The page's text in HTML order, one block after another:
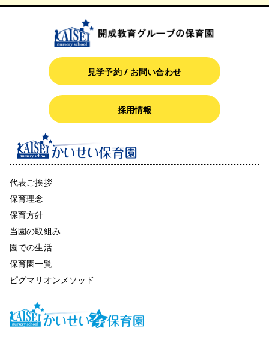
見学予約 / お問い合わせ
採用情報
代表ご挨拶
保育理念
保育方針
当園の取組み
園での生活
保育園一覧
ピグマリオンメソッド